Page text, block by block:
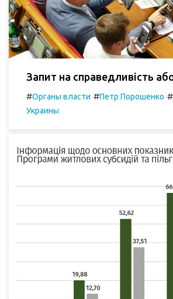
Запит на справедливість
#Органы власти #Петр Порошенко #
Украины